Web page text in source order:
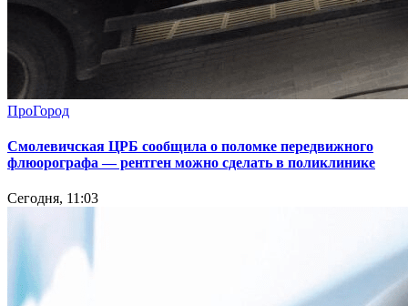
ПроГород
Смолевичская ЦРБ сообщила о поломке передвижного
флюорографа — рентген можно сделать в поликлинике
Сегодня, 11:03